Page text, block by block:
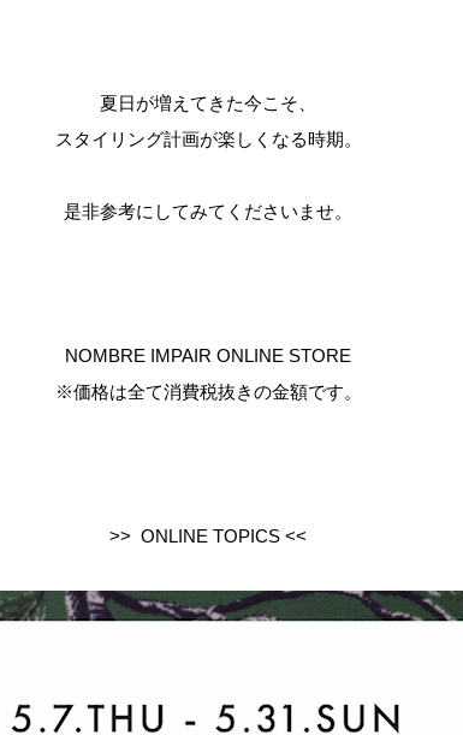
夏日が増えてきた今こそ、
スタイリング計画が楽しくなる時期。
是非参考にしてみてくださいませ。
NOMBRE IMPAIR ONLINE STORE
※価格は全て消費税抜きの金額です。
>> ONLINE TOPICS <<